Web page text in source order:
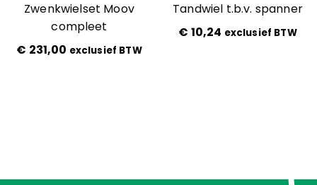
Zwenkwielset Moov
compleet
€ 231,00 exclusief BTW
Tandwiel t.b.v. spanner
€ 10,24 exclusief BTW